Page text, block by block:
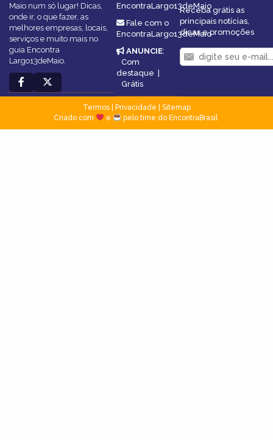
Maio num só lugar! Dicas,
onde ir, o que fazer, as
melhores empresas, locais,
serviços e muito mais no
guia Encontra
Largo13deMaio.
EncontraLargo13deMaio
Fale com o
EncontraLargo13deMaio
ANUNCIE:
Com
destaque |
Grátis
Receba grátis as
principais notícias,
dicas e promoções
Termos| Privacidade
Sitemap
Criado com
e pelo time do EncontraBrasil